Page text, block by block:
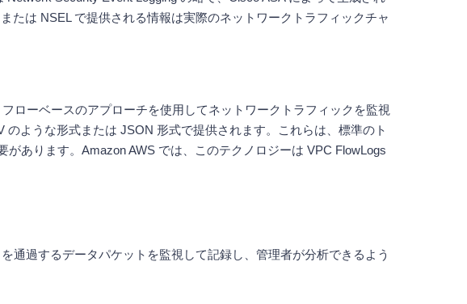
たは NSEL で提供される情報は実際のネットワークトラフィックチャ
ローベースのアプローチを使用してネットワークトラフィックを監視
ような形式または JSON 形式で提供されます。これらは、標準のト
あります。Amazon AWS では、このテクノロジーは VPC FlowLogs
通過するデータパケットを監視して記録し、管理者が分析できるよう